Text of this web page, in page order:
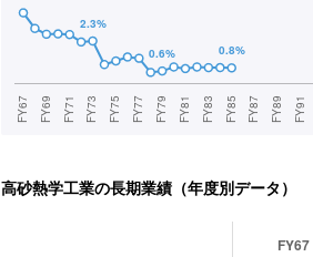
高砂熱学工業の長期業績（年度別データ）
FY67